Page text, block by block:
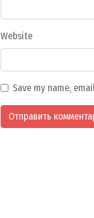
Website
Save my name,